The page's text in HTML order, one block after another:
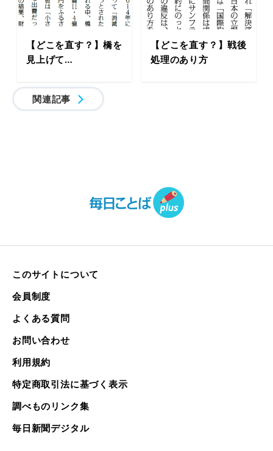
【どこを直す？】橋を
見上げて…
【どこを直す？】戦後
処理のあり方
関連記事
このサイトについて
会員制度
よくある質問
お問い合わせ
利用規約
特定商取引法に基づく表示
調べものリンク集
毎日新聞デジタル